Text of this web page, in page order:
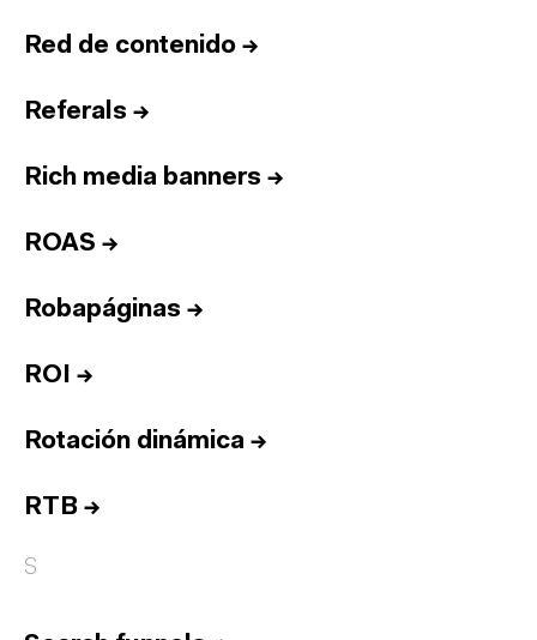
Red de contenido →
Referals →
Rich media banners →
ROAS →
Robapáginas →
ROI →
Rotación dinámica →
RTB →
S